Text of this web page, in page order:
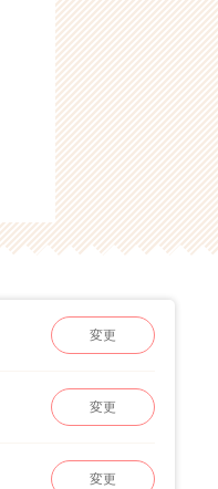
変更
変更
変更